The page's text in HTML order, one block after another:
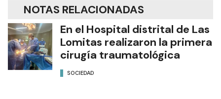
NOTAS RELACIONADAS
En el Hospital distrital de Las
Lomitas realizaron la primera
cirugía traumatológica
SOCIEDAD